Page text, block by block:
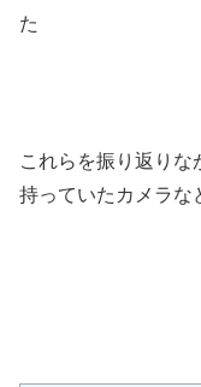
た
これらを振り返りな
持っていたカメラな